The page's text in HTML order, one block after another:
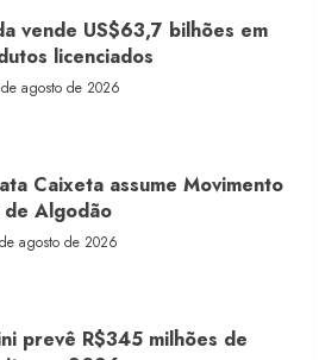
licenciados
agosto de 2026
de Algodão
agosto de 2026
em 2026